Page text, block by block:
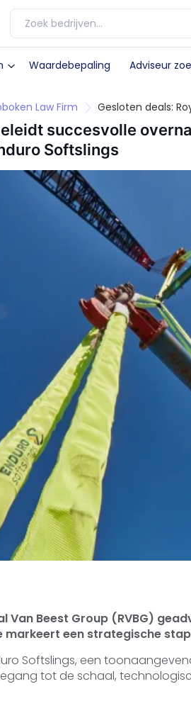
Waardebepaling Adviseur
Law Firm Gesloten deals:
succesvolle
Softslings
Van Beest Group (RVBG)
markeert een strategische
Softslings, een
tot de schaal,